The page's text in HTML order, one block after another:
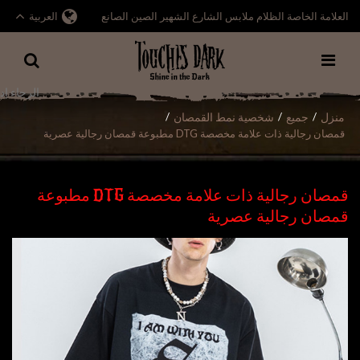
العلامة الخاصة الظلام ملابس الشارع الشهير الصين الصانع العربية
منزل / جميع / شخصية نمط القمصان /
قمصان رجالية ذات علامة مخصصة DTG مطبوعة قمصان رجالية عصرية
قمصان رجالية ذات علامة مخصصة DTG مطبوعة
قمصان رجالية عصرية